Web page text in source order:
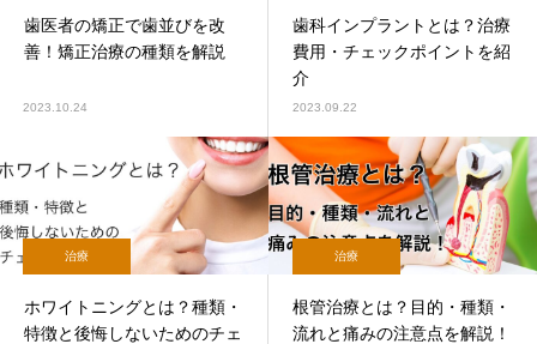
歯医者の矯正で歯並びを改
善！矯正治療の種類を解説
2023.10.24
歯科インプラントとは？治療
費用・チェックポイントを紹
介
2023.09.22
治療
ホワイトニングとは？種類・
特徴と後悔しないためのチェ
治療
根管治療とは？目的・種類・
流れと痛みの注意点を解説！